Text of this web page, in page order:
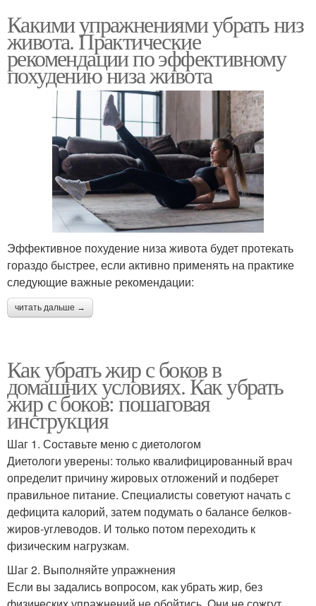
Какими упражнениями убрать низ
живота. Практические
рекомендации по эффективному
похудению низа живота
Эффективное похудение низа живота будет протекать
гораздо быстрее, если активно применять на практике
следующие важные рекомендации:
читать дальше →
Как убрать жир с боков в
домашних условиях. Как убрать
жир с боков: пошаговая
инструкция
Шаг 1. Составьте меню с диетологом
Диетологи уверены: только квалифицированный врач
определит причину жировых отложений и подберет
правильное питание. Специалисты советуют начать с
дефицита калорий, затем подумать о балансе белков-
жиров-углеводов. И только потом переходить к
физическим нагрузкам.
Шаг 2. Выполняйте упражнения
Если вы задались вопросом, как убрать жир, без